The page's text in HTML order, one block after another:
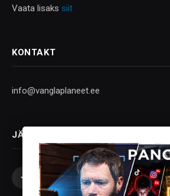
Vaata lisaks siit
KONTAKT
info@vanglaplaneet.ee
JÄLGI SOTSIAALMEEDIAS
Facebook
X
InstagramYouTubeTelegram